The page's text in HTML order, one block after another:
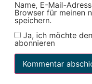
Name, E-Mail-
Browser für meinen
speichern.
Ja, ich möchte
abonnieren